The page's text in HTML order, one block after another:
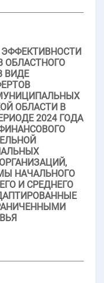
ОБЛАСТНОГО
ВИДЕ
ОБЛАСТИ В
2024 ГОДА
НАЧАЛЬНОГО
И СРЕДНЕГО